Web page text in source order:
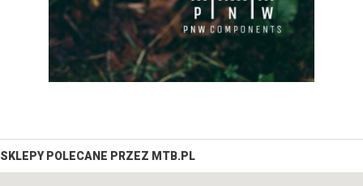
SKLEPY POLECANE PRZEZ MTB.PL